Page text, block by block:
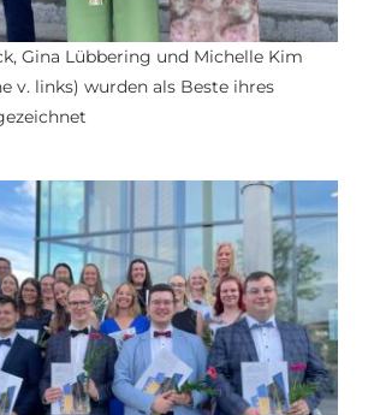
Gina Lübbering und Michelle Kim
v. links) wurden als Beste ihres